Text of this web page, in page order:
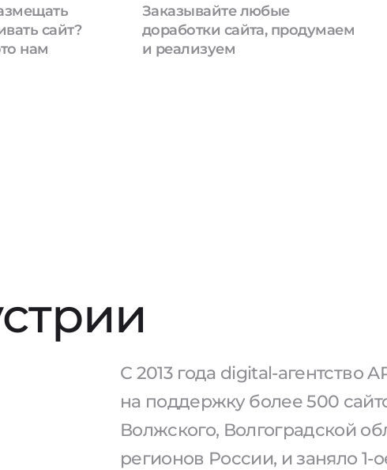
сайт?
нам
Заказывайте любые
доработки сайта, продумаем
и реализуем
С 2013 года digital-агентство
на поддержку более 500
Волжского, Волгоградской
регионов России, и заняло 1-